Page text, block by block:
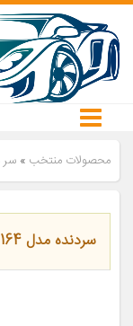
محصولات منتخب » سر
سردنده مدل Peg2164 مناسب برای پژو 206 صندوقدار